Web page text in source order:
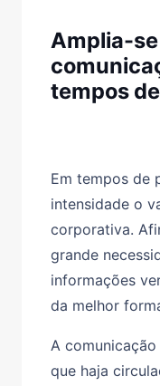
Amplia-
tempos
Em tempos de
intensidade o
corporativa.
grande
informações
da melhor
A
que haja